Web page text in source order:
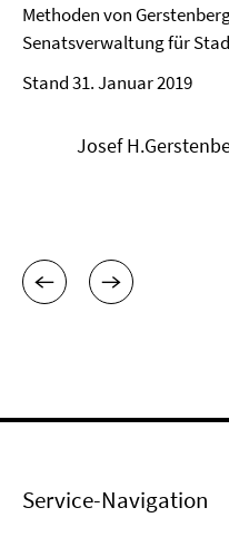
Methoden von
Senatsverwaltung für
Stand 31. Januar 2019
Josef
Service-Navigation